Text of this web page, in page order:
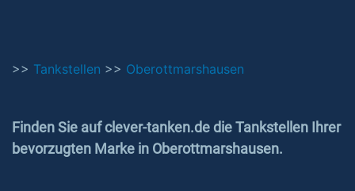
>> Tankstellen >> Oberottmarshausen
Finden Sie auf clever-tanken.de die Tankstellen Ihrer
bevorzugten Marke in Oberottmarshausen.